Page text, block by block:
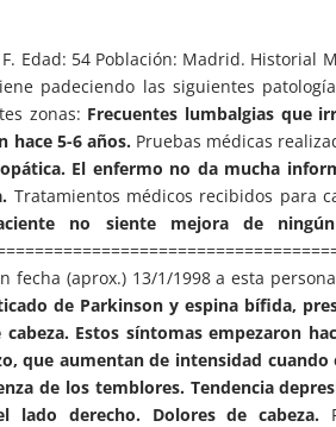
F. Edad: 54 Población: Madrid. Historial
padeciendo las siguientes
zonas: Frecuentes lumbalgias que
hace 5-6 años.Pruebas médicas
El enfermo no da mucha
Tratamientos médicos recibidos para
no siente mejora de
fecha (aprox.) 13/1/1998 a esta
de Parkinson y espina bífida,
Estos síntomas empezaron
que aumentan de intensidad
de los temblores. Tendencia
lado derecho. Dolores de cabeza.